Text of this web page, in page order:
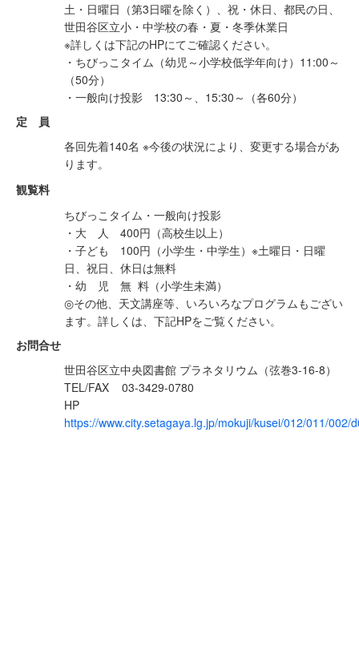
土・日曜日（第3日曜を除く）、祝・休日、都民の日、
世田谷区立小・中学校の春・夏・冬季休業日
※詳しくは下記のHPにてご確認ください。
・ちびっこタイム（幼児～小学校低学年向け）11:00～
（50分）
・一般向け投影 13:30～、15:30～（各60分）
定 員
各回先着140名 ※今後の状況により、変更する場合があ
ります。
観覧料
ちびっこタイム・一般向け投影
・大 人 400円（高校生以上）
・子ども 100円（小学生・中学生）※土曜日・日曜
日、祝日、休日は無料
・幼 児 無 料（小学生未満）
◎その他、天文講座等、いろいろなプログラムもござい
ます。詳しくは、下記HPをご覧ください。
お問合せ
世田谷区立中央図書館 プラネタリウム（弦巻3-16-8）
TEL/FAX
03-3429-0780
HP
https://www.city.setagaya.lg.jp/mokuji/kusei/012/011/002/